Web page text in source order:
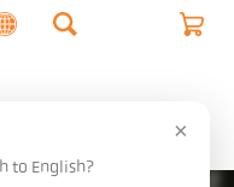
×
to English?